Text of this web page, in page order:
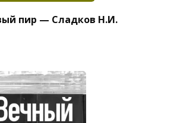
пир — Сладков Н.И.